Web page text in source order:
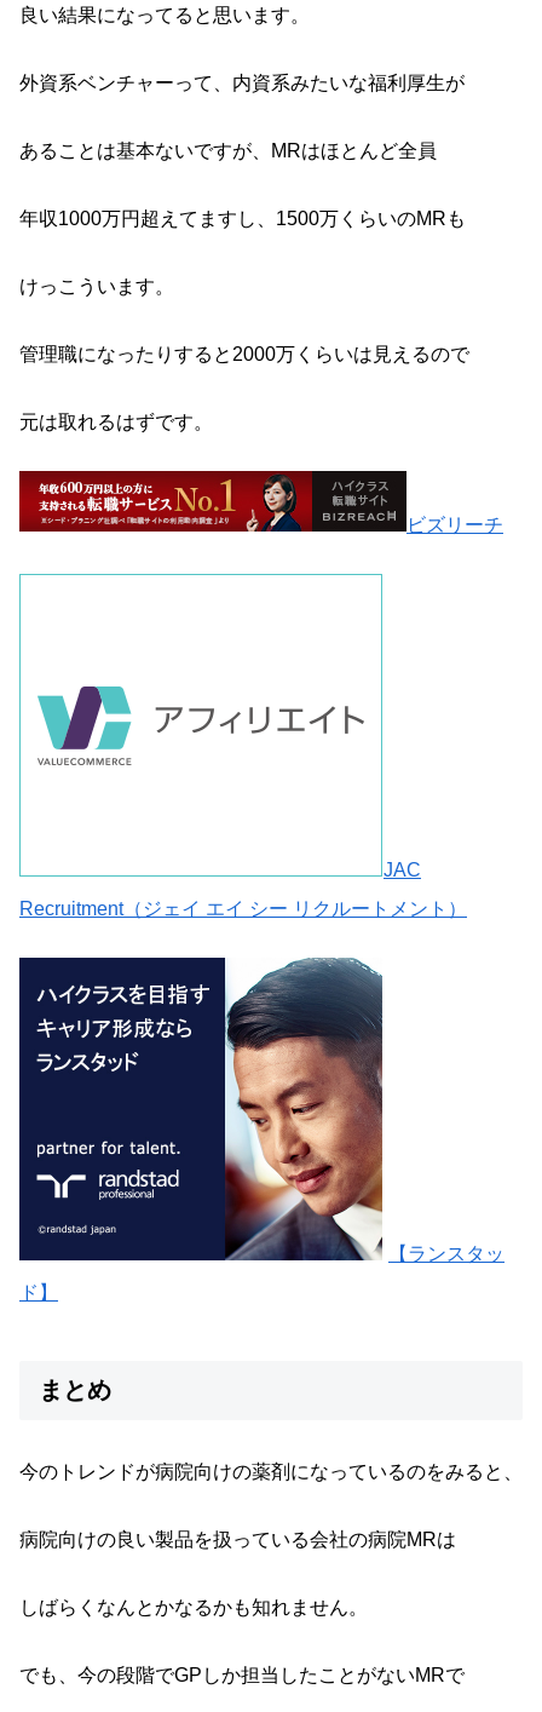
良い結果になってると思います。
外資系ベンチャーって、内資系みたいな福利厚生が
あることは基本ないですが、MRはほとんど全員
年収1000万円超えてますし、1500万くらいのMRも
けっこういます。
管理職になったりすると2000万くらいは見えるので
元は取れるはずです。
ビズリーチ
JAC
Recruitment（ジェイ エイ シー リクルートメント）
【ランスタッ
ド】
まとめ
今のトレンドが病院向けの薬剤になっているのをみると、
病院向けの良い製品を扱っている会社の病院MRは
しばらくなんとかなるかも知れません。
でも、今の段階でGPしか担当したことがないMRで